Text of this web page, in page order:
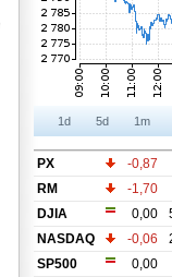
1d 5d 1m
PX -0,87
RM
-1,70
DJIA
0,00
NASDAQ
-0,06
SP500
0,00